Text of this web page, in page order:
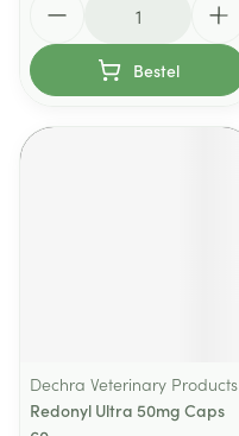
Bestel
Dechra Veterinary Products
Redonyl Ultra 50mg Caps